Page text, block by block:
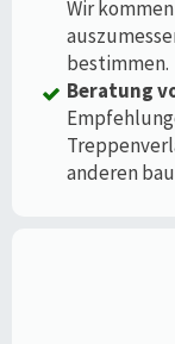
Wir
bestimmen.
Beratung
anderen